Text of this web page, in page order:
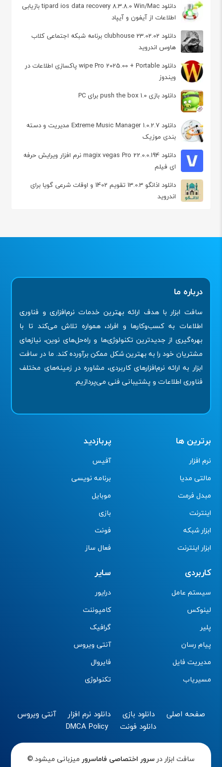
دانلود tipard ios data recovery 8.3.8.0 Win/Mac بازیابی
اطلاعات از آیفون و آیپاد
دانلود clubhouse 23.02.02 برنامه شبکه اجتماعی کلاب
هاوس اندروید
دانلود wipe Pro 2025.00 + Portable پاکسازی اطلاعات در
ویندوز
دانلود بازی push the box 1.0 برای PC
دانلود Extreme Music Manager 1.0.2.7 مدیریت و دسته
بندی موزیک
دانلود magix vegas Pro 22.0.0.194 نرم افزار ویرایش حرفه
ای فیلم
دانلود اذانگو 13.0.3 تقویم 1402 و اوقات شرعی گویا برای
اندروید
درباره ما
سافت ابزار با هدف ارائه بهترین خدمات نرم‌افزاری و فناوری
اطلاعات به کسب‌وکارها و افراد، همواره تلاش می‌کند تا با
بهره‌گیری از جدیدترین تکنولوژی‌ها و راه‌حل‌های نوین، نیازهای
مشتریان خود را به بهترین شکل ممکن برآورده کند. ما در سافت
ابزار به ارائه نرم‌افزارهای کاربردی، مشاوره در زمینه‌های مختلف
فناوری اطلاعات و پشتیبانی فنی می‌پردازیم.
برترین ها
نرم افزار
مالتی مدیا
مبدل فرمت
اینترنت
ابزار شبکه
ابزار اینترنت
پربازدید
آفیس
برنامه نویسی
موبایل
بازی
فونت
فعال ساز
کاربردی
سیستم عامل
لینوکس
پلیر
پیام رسان
مدیریت فایل
مسیریاب
سایر
درایور
کامپوننت
گرافیک
آنتی ویروس
فایروال
تکنولوژی
صفحه اصلی دانلود بازی دانلود نرم افزار
آنتی ویروس
دانلود فونت
DMCA Policy
سافت ابزار درسرور اختصاصی فاماسرور میزبانی میشود.©